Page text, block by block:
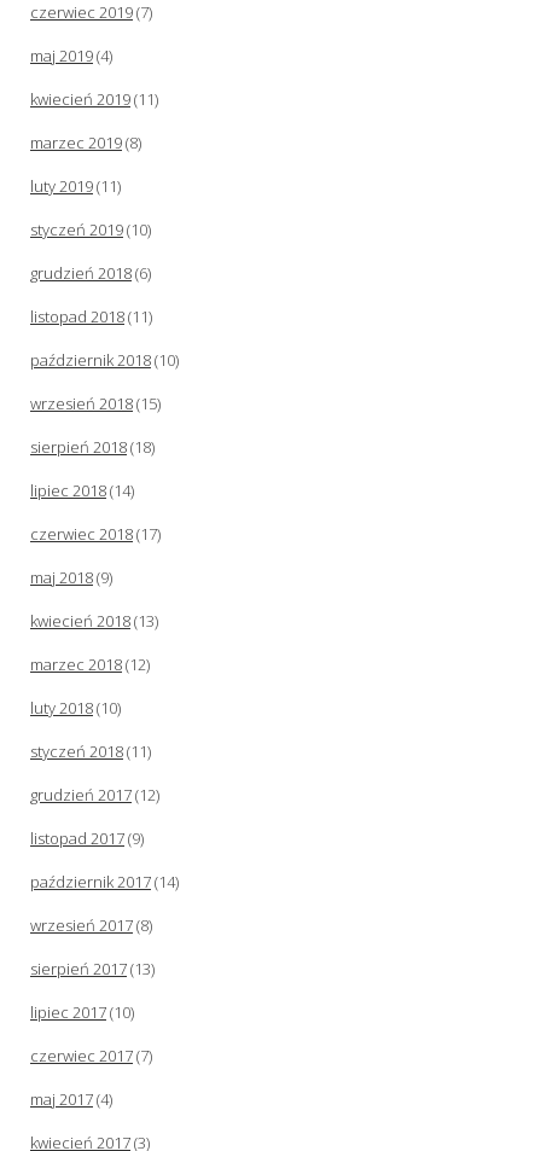
czerwiec 2019(7)
maj 2019(4)
kwiecień 2019(11)
marzec 2019(8)
luty 2019(11)
styczeń 2019(10)
grudzień 2018(6)
listopad 2018(11)
październik 2018(10)
wrzesień 2018(15)
sierpień 2018(18)
lipiec 2018(14)
czerwiec 2018(17)
maj 2018(9)
kwiecień 2018(13)
marzec 2018(12)
luty 2018(10)
styczeń 2018(11)
grudzień 2017(12)
listopad 2017(9)
październik 2017(14)
wrzesień 2017(8)
sierpień 2017(13)
lipiec 2017(10)
czerwiec 2017(7)
maj 2017(4)
kwiecień 2017(3)